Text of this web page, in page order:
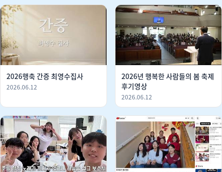
2026행축 간증 최영수집사
2026.06.12
2026년 행복한 사람들의 봄 축제
후기영상
2026.06.12